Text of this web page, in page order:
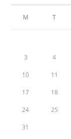
M T
3 4
10 11
17 18
24 25
31